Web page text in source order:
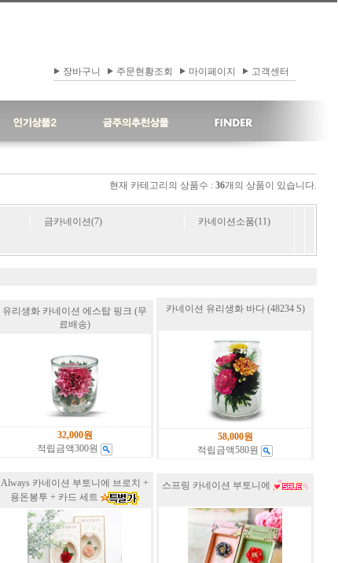
장바구니 주문현황조회 마이페이지 고객센터
현재 카테고리의 상품수 : 36개의 상품이 있습니다.
금카네이션(7)
카네이션소품(11)
유리생화 카네이션 에스탑 핑크 (무
료배송)
32,000원
적립금액300원
카네이션 유리생화 바다 (48234 S)
58,000원
적립금액580원
Always 카네이션 부토니에 브로치 +
용돈봉투 + 카드 세트
스프링 카네이션 부토니에